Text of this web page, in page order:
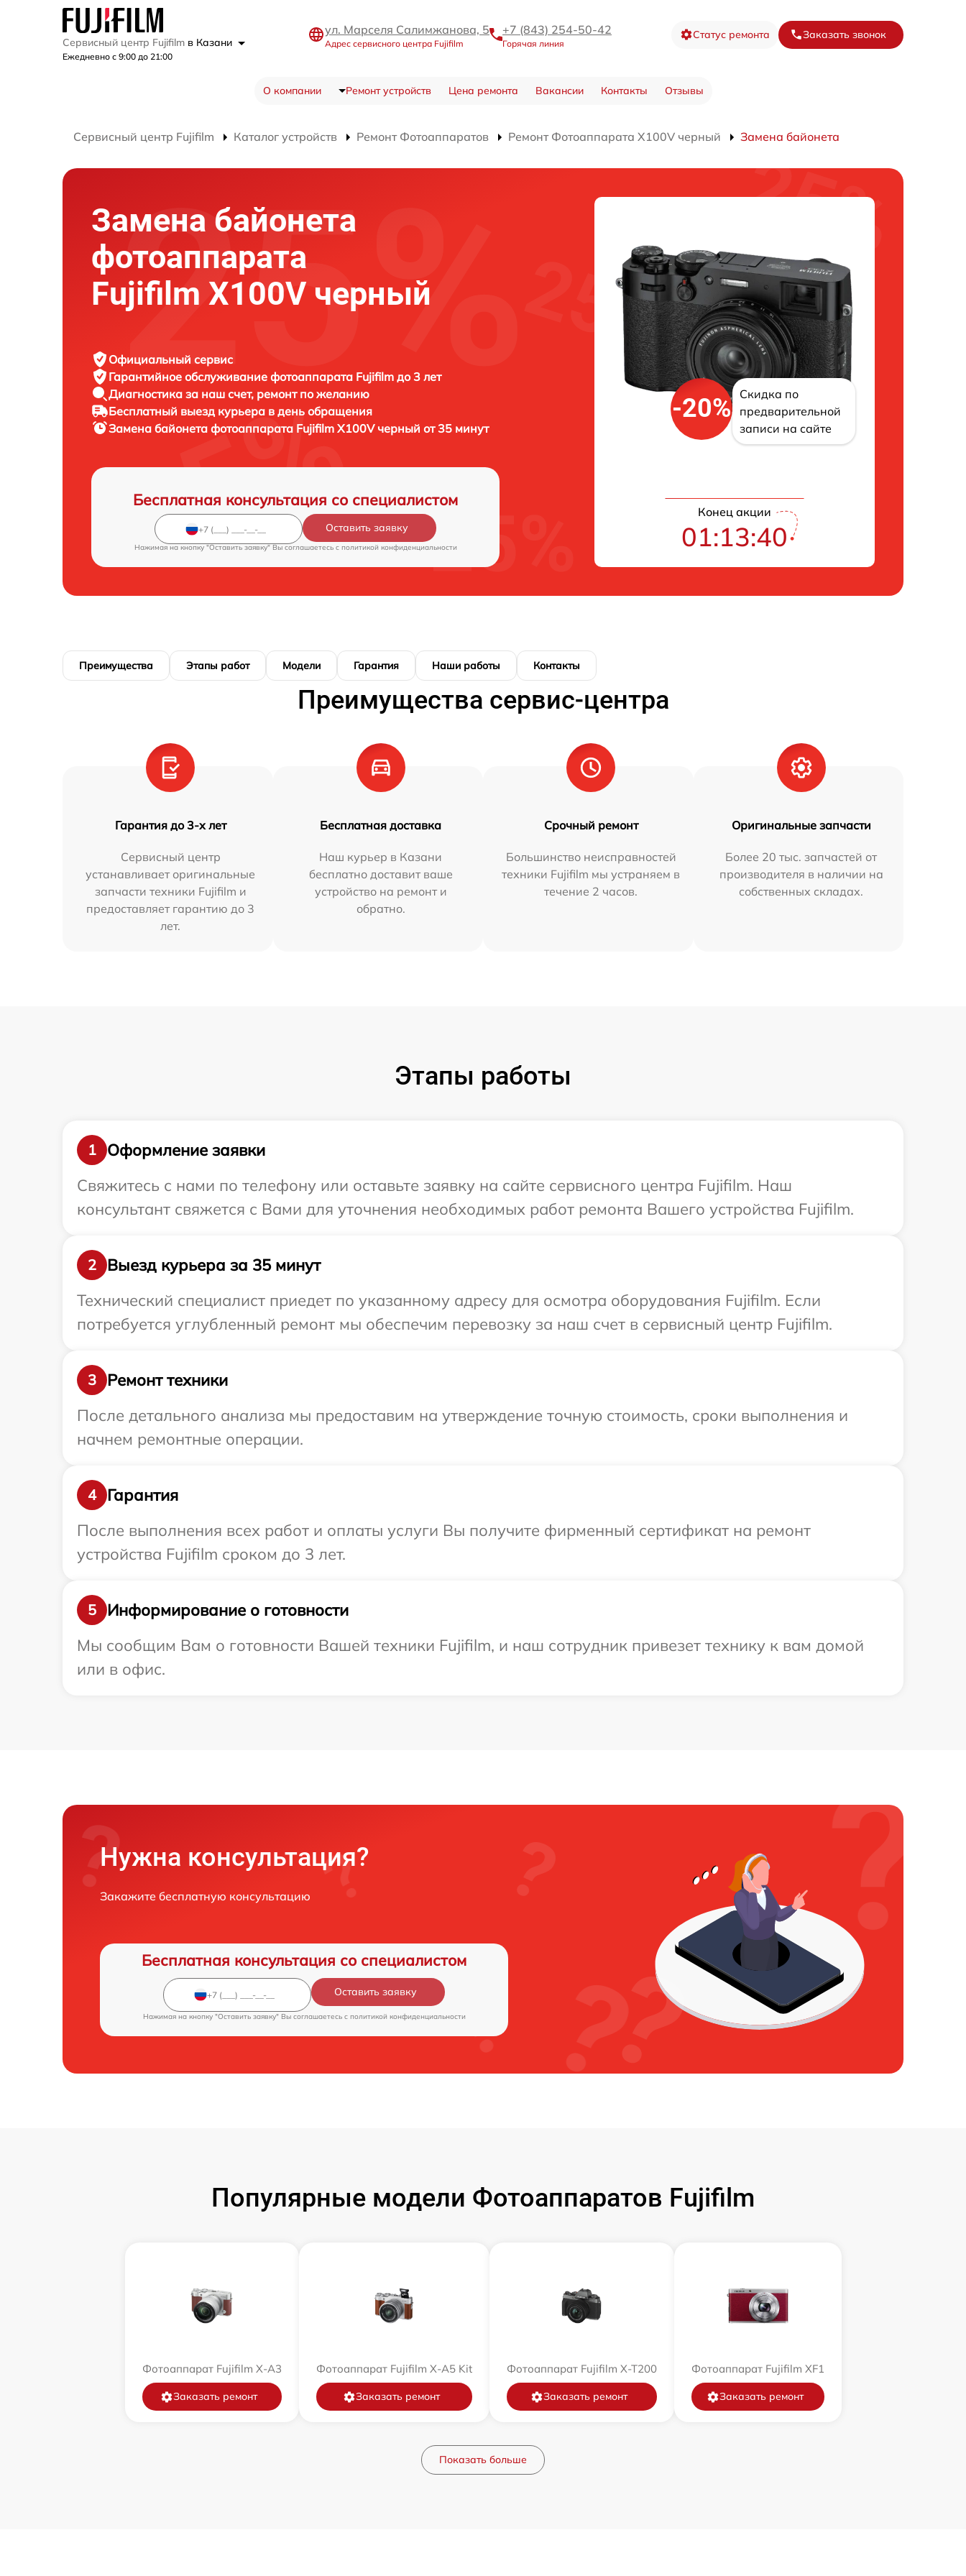
Сервисный центр Fujifilm в Казани
Ежедневно с 9:00 до 21:00
ул. Марселя Салимжанова, 5
Адрес сервисного центра Fujifilm
+7 (843) 254-50-42
Горячая линия
Статус ремонта Заказать звонок
О компании Ремонт устройств Цена ремонта Вакансии Контакты Отзывы
Сервисный центр Fujifilm Каталог устройств Ремонт Фотоаппаратов Ремонт Фотоаппарата X100V черный Замена байонета
Замена байонета
фотоаппарата
Fujifilm X100V черный
Официальный сервис
Гарантийное обслуживание фотоаппарата Fujifilm до 3 лет
Диагностика за наш счет, ремонт по желанию
Бесплатный выезд курьера в день обращения
Замена байонета фотоаппарата Fujifilm X100V черный от 35 минут
Бесплатная консультация со специалистом
Оставить заявку
Нажимая на кнопку "Оставить заявку" Вы соглашаетесь c политикой конфиденциальности
-20%
Скидка по
предварительной
записи на сайте
Конец акции
01:13:39
Преимущества Этапы работ Модели Гарантия Наши работы Контакты
Преимущества сервис-центра
Гарантия до 3-х лет
Сервисный центр
устанавливает оригинальные
запчасти техники Fujifilm и
предоставляет гарантию до 3
лет.
Бесплатная доставка
Наш курьер в Казани
бесплатно доставит ваше
устройство на ремонт и
обратно.
Срочный ремонт
Большинство неисправностей
техники Fujifilm мы устраняем в
течение 2 часов.
Оригинальные запчасти
Более 20 тыс. запчастей от
производителя в наличии на
собственных складах.
Этапы работы
1
Оформление заявки
Свяжитесь с нами по телефону или оставьте заявку на сайте сервисного центра Fujifilm. Наш
консультант свяжется с Вами для уточнения необходимых работ ремонта Вашего устройства Fujifilm.
2
Выезд курьера за 35 минут
Технический специалист приедет по указанному адресу для осмотра оборудования Fujifilm. Если
потребуется углубленный ремонт мы обеспечим перевозку за наш счет в сервисный центр Fujifilm.
3
Ремонт техники
После детального анализа мы предоставим на утверждение точную стоимость, сроки выполнения и
начнем ремонтные операции.
4
Гарантия
После выполнения всех работ и оплаты услуги Вы получите фирменный сертификат на ремонт
устройства Fujifilm сроком до 3 лет.
5
Информирование о готовности
Мы сообщим Вам о готовности Вашей техники Fujifilm, и наш сотрудник привезет технику к вам домой
или в офис.
Нужна консультация?
Закажите бесплатную консультацию
Бесплатная консультация со специалистом
Оставить заявку
Нажимая на кнопку "Оставить заявку" Вы соглашаетесь c политикой конфиденциальности
Популярные модели Фотоаппаратов Fujifilm
Фотоаппарат Fujifilm X-A3
Заказать ремонт
Фотоаппарат Fujifilm X-A5 Kit
Заказать ремонт
Фотоаппарат Fujifilm X-T200
Заказать ремонт
Фотоаппарат Fujifilm XF1
Заказать ремонт
Показать больше